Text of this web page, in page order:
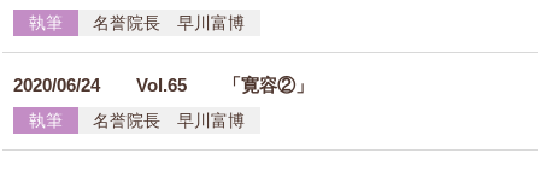
執筆 名誉院長 早川富博
2020/06/24Vol.65 「寛容②」
執筆 名誉院長 早川富博